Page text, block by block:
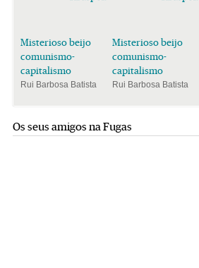
Misterioso beijo
comunismo-
capitalismo
Rui Barbosa Batista
Misterioso beijo
comunismo-
capitalismo
Rui Barbosa Batista
Os seus amigos na Fugas